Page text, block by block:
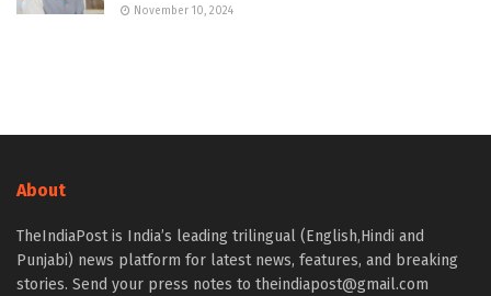
November 10, 2024
About
TheIndiaPost is India’s leading trilingual (English,Hindi and
Punjabi) news platform for latest news, features, and breaking
stories. Send your press notes to theindiapost@gmail.com